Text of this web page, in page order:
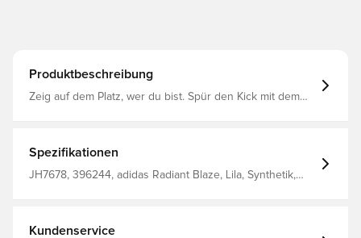
Produktbeschreibung
Zeig auf dem Platz, wer du bist. Spür den Kick mit dem
eng am Fuß hält, und eine Kompressionspassform-
Tunnel-Zunge für sicheren Halt. Darunter unterstützt
eine vielseitige Außensohle das schnelle Spiel auf
neuerer Generation
Spezifikationen
JH7678, 396244, adidas Radiant Blaze, Lila, Synthetik,
Kundenservice